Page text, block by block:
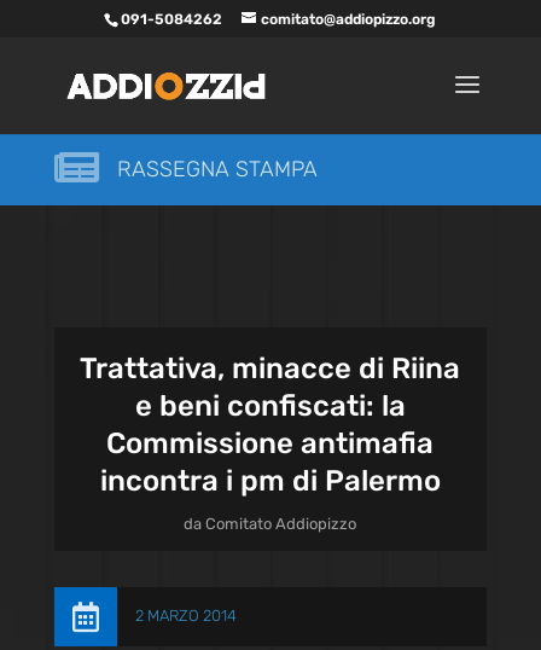
091-5084262 comitato@addiopizzo.org
 RASSEGNA STAMPA
Trattativa, minacce di Riina
e beni confiscati: la
Commissione antimafia
incontra i pm di Palermo
daComitato Addiopizzo
 2 MARZO 2014